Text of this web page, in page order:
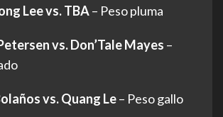
Lee vs. TBA– Peso pluma
vs. Don’Tale Mayes –
vs. Quang Le– Peso gallo